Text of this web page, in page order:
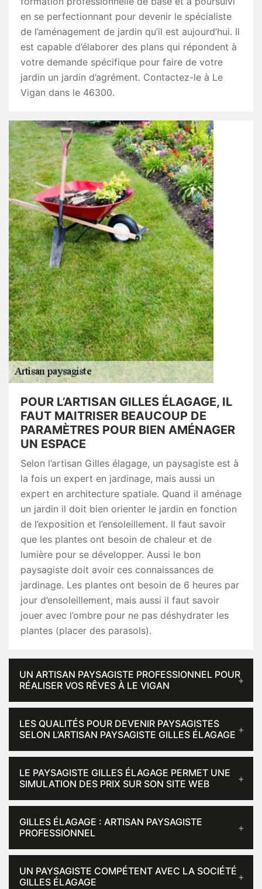
en se perfectionnant pour devenir le spécialiste
de l’aménagement de jardin qu’il est aujourd’hui. Il
est capable d’élaborer des plans qui répondent à
votre demande spécifique pour faire de votre
jardin un jardin d’agrément. Contactez-le à Le
Vigan dans le 46300.
POUR L’ARTISAN GILLES ÉLAGAGE, IL
FAUT MAITRISER BEAUCOUP DE
PARAMÈTRES POUR BIEN AMÉNAGER
UN ESPACE
Selon l’artisan Gilles élagage, un paysagiste est à
la fois un expert en jardinage, mais aussi un
expert en architecture spatiale. Quand il aménage
un jardin il doit bien orienter le jardin en fonction
de l’exposition et l’ensoleillement. Il faut savoir
que les plantes ont besoin de chaleur et de
lumière pour se développer. Aussi le bon
paysagiste doit avoir ces connaissances de
jardinage. Les plantes ont besoin de 6 heures par
jour d’ensoleillement, mais aussi il faut savoir
jouer avec l’ombre pour ne pas déshydrater les
plantes (placer des parasols).
UN ARTISAN PAYSAGISTE PROFESSIONNEL POUR
RÉALISER VOS RÊVES À LE VIGAN
LES QUALITÉS POUR DEVENIR PAYSAGISTES
SELON L’ARTISAN PAYSAGISTE GILLES ÉLAGAGE
LE PAYSAGISTE GILLES ÉLAGAGE PERMET UNE
SIMULATION DES PRIX SUR SON SITE WEB
GILLES ÉLAGAGE : ARTISAN PAYSAGISTE
PROFESSIONNEL
UN PAYSAGISTE COMPÉTENT AVEC LA SOCIÉTÉ
GILLES ÉLAGAGE